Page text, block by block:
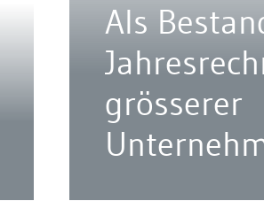
Als
grösserer